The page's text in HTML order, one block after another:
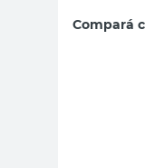
Compará